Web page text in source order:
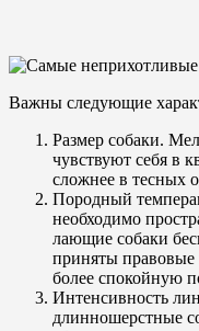
Важны следующие
Размер собаки.
чувствуют себя в
сложнее в тесных
Породный
необходимо
лающие собаки
приняты правовые
более спокойную
Интенсивность
длинношерстные